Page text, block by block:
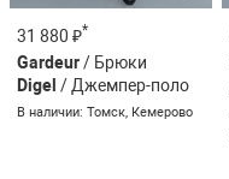
31 880 ₽*
Gardeur/ Брюки
Digel / Джемпер-поло
В наличии: Томск, Кемерово